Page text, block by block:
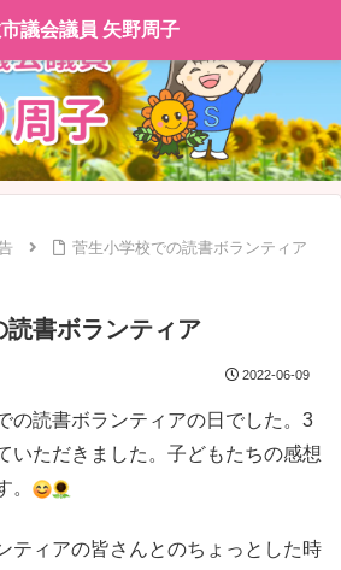
菅生小学校での読書ボランティア
読書ボランティア
2022-06-09
の読書ボランティアの日でした。3
いただきました。子どもたちの感想
。
ティアの皆さんとのちょっとした時
議会議員 矢野周子